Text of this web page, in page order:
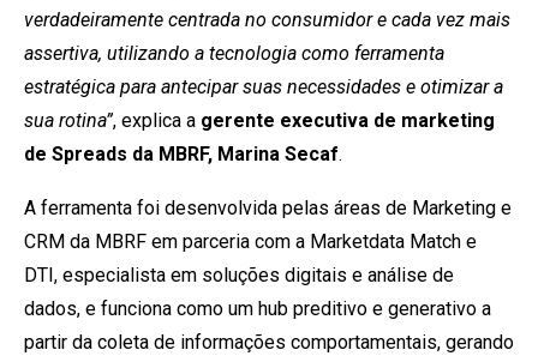
verdadeiramente centrada no consumidor e cada vez mais
assertiva, utilizando a tecnologia como ferramenta
estratégica para antecipar suas necessidades e otimizar a
sua rotina”, explica a gerente executiva de marketing
de Spreads da MBRF, Marina Secaf.
A ferramenta foi desenvolvida pelas áreas de Marketing e
CRM da MBRF em parceria com a Marketdata Match e
DTI, especialista em soluções digitais e análise de
dados, e funciona como um hub preditivo e generativo a
partir da coleta de informações comportamentais, gerando